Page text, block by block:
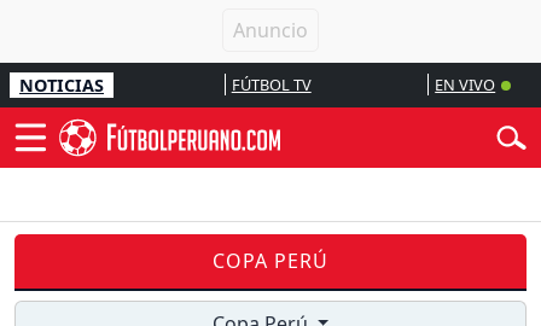
NOTICIAS FÚTBOL TV EN VIVO
COPA PERÚ